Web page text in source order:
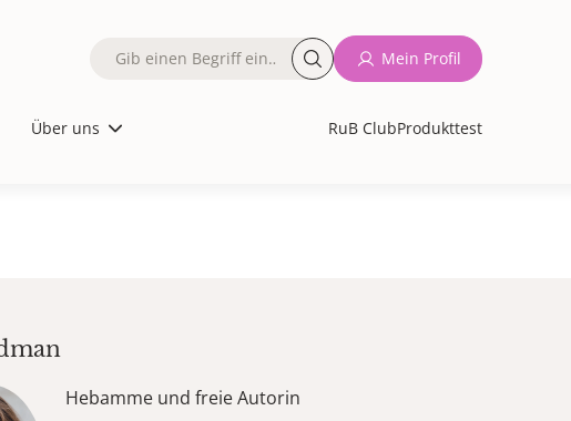
Über uns RuB ClubProdukttest
Fulltext
Mein Profil
Hebamme und freie Autorin